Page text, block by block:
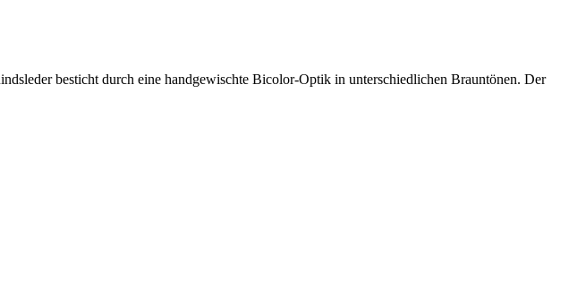
besticht durch eine handgewischte Bicolor-Optik in unterschiedlichen Brauntönen. Der